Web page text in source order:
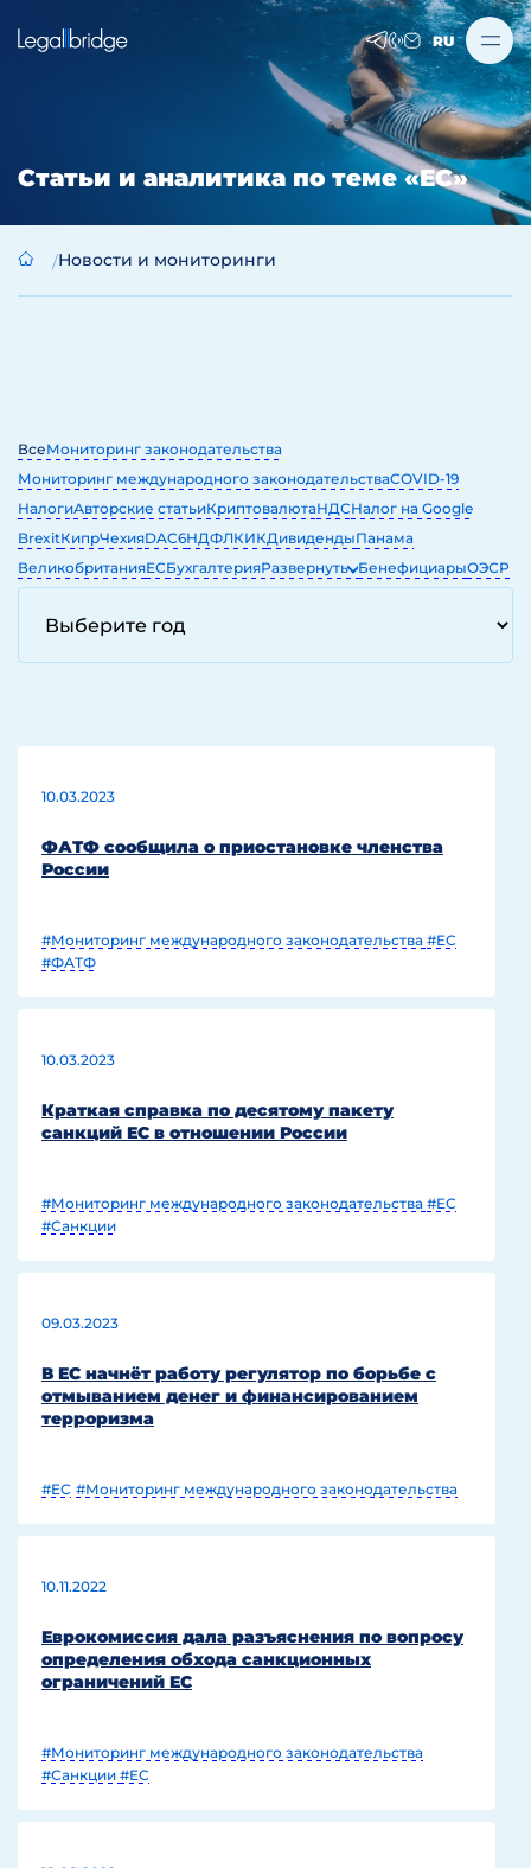
RU
Статьи и аналитика по теме «EC»
Новости и мониторинги
ВсеМониторинг законодательства
Мониторинг международного законодательстваCOVID-19
НалогиАвторские статьиКриптовалютаНДСНалог на Google
BrexitКипрЧехияDAC6НДФЛКИКДивидендыПанама
ВеликобританияЕСБухгалтерияРазвернуть БенефициарыОЭСР
10.03.2023
ФАТФ сообщила о приостановке членства
России
#Мониторинг международного законодательства #EC
#ФАТФ
10.03.2023
Краткая справка по десятому пакету
санкций ЕС в отношении России
#Мониторинг международного законодательства #EC
#Санкции
09.03.2023
В ЕС начнёт работу регулятор по борьбе с
отмыванием денег и финансированием
терроризма
#EC #Мониторинг международного законодательства
10.11.2022
Еврокомиссия дала разъяснения по вопросу
определения обхода санкционных
ограничений ЕС
#Мониторинг международного законодательства
#Санкции #EC